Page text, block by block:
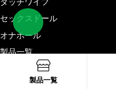
セックスドール
オナホール
製品一覧
製品一覧